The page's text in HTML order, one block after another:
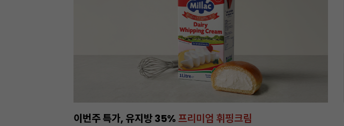
정기배송서비스 OPEN